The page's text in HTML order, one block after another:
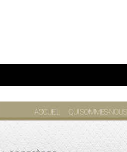
ACCUEIL QUI SOMMES-NOUS